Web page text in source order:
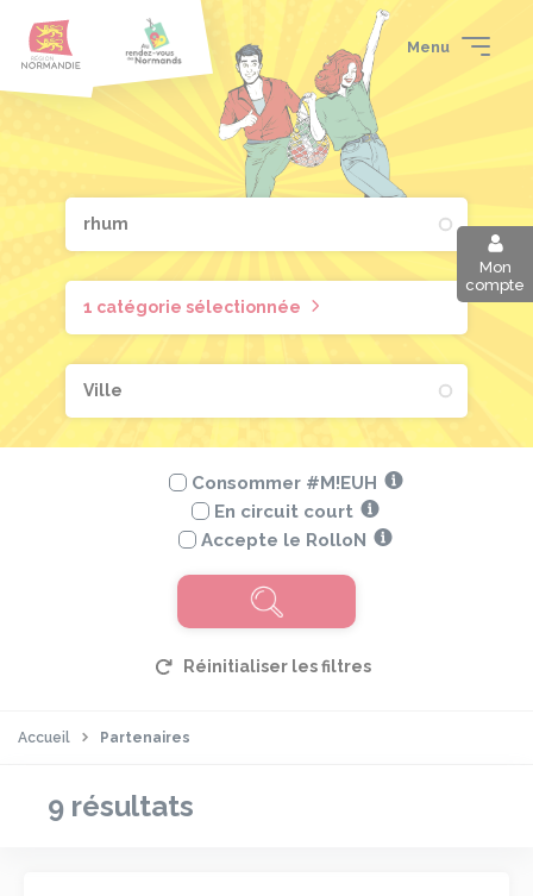
contenu
pied
page
Menu
Mon
compte
1 catégorie sélectionnée
Consommer #M!EUH
En circuit court
Accepte le RolloN
Accueil Partenaires
9 résultats
Panneau de gestion des cookies